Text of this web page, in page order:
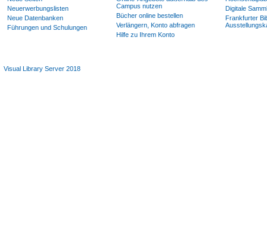
Neuerwerbungslisten
Neue Datenbanken
Führungen und Schulungen
Campus nutzen
Bücher online bestellen
Verlängern, Konto abfragen
Hilfe zu Ihrem Konto
Digitale
Frankfurter
Visual Library Server 2018